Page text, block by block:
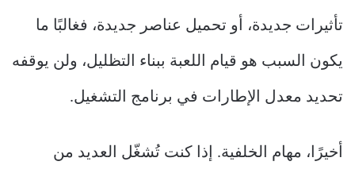
تأثيرات جديدة، أو تحميل عناصر جديدة، فغالبًا ما
يكون السبب هو قيام اللعبة ببناء التظليل، ولن يوقفه
تحديد معدل الإطارات في برنامج التشغيل.
أخيرًا، مهام الخلفية. إذا كنت تُشغّل العديد من